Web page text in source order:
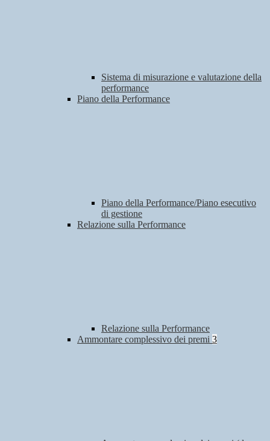
Sistema di misurazione e valutazione della
performance
Piano della Performance
Piano della Performance/Piano esecutivo
di gestione
Relazione sulla Performance
Relazione sulla Performance
Ammontare complessivo dei premi 3